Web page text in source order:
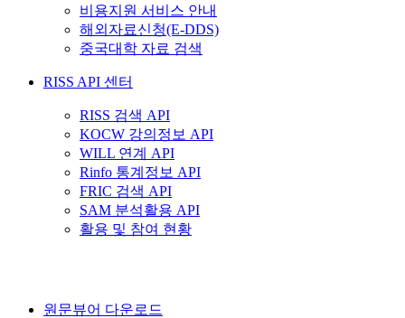
비용지원 서비스 안내
해외자료신청(E-DDS)
중국대학 자료 검색
RISS API 센터
RISS 검색 API
KOCW 강의정보 API
WILL 연계 API
Rinfo 통계정보 API
FRIC 검색 API
SAM 분석활용 API
활용 및 참여 현황
원문뷰어 다운로드